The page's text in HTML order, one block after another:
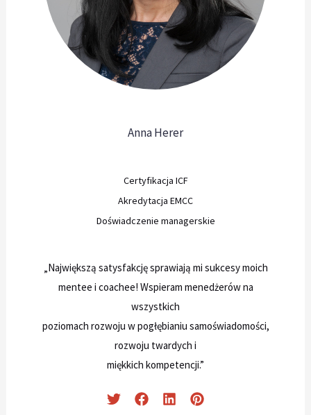
Anna Herer
Certyfikacja ICF
Akredytacja EMCC
Doświadczenie managerskie
„Największą satysfakcję sprawiają mi sukcesy moich
mentee i coachee! Wspieram menedżerów na
wszystkich
poziomach rozwoju w pogłębianiu samoświadomości,
rozwoju twardych i
miękkich kompetencji.”